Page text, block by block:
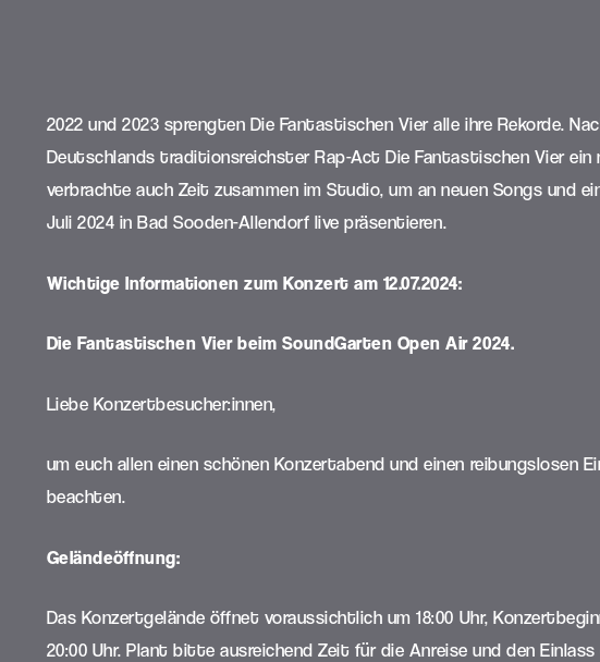
2022 und 2023 sprengten Die Fantastischen Vier alle ihre Rekorde.
Deutschlands traditionsreichster Rap-Act Die Fantastischen Vier ein
verbrachte auch Zeit zusammen im Studio, um an neuen Songs und
Juli 2024 in Bad Sooden-Allendorf live präsentieren.
Wichtige Informationen zum Konzert am 12.07.2024:
Die Fantastischen Vier beim SoundGarten Open Air 2024.
Liebe Konzertbesucher:innen,
um euch allen einen schönen Konzertabend und einen
beachten.
Geländeöffnung:
Das Konzertgelände öffnet voraussichtlich um 18:00 Uhr,
20:00 Uhr. Plant bitte ausreichend Zeit für die Anreise und den Einlass